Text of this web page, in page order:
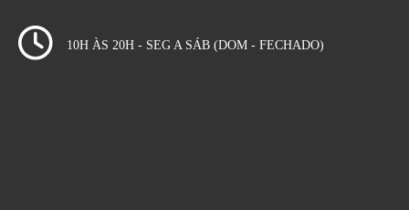
10H ÀS 20H - SEG A SÁB (DOM - FECHADO)